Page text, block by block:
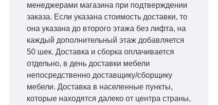
менеджерами магазина при подтверждении
заказа. Если указана стоимость доставки, то
она указана до второго этажа без лифта, на
каждый дополнительный этаж добавляется
50 шек. Доставка и сборка оплачивается
отдельно, в день доставки мебели
непосредственно доставщику/сборщику
мебели. Доставка в населенные пункты,
которые находятся далеко от центра страны,